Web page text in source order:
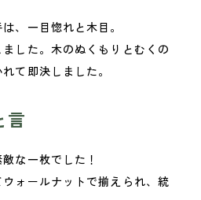
、一目惚れと木目。
した。木のぬくもりとむくの
て即決しました。
言
な一枚でした！
ォールナットで揃えられ、統